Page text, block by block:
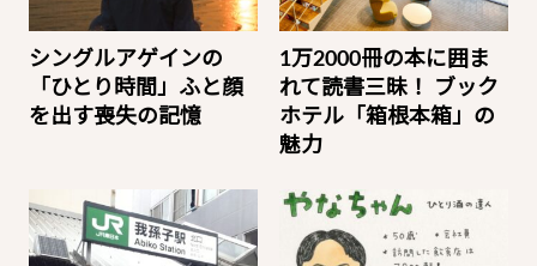
シングルアゲインの
「ひとり時間」ふと顔
を出す喪失の記憶
1万2000冊の本に囲ま
れて読書三昧！ ブック
ホテル「箱根本箱」の
魅力